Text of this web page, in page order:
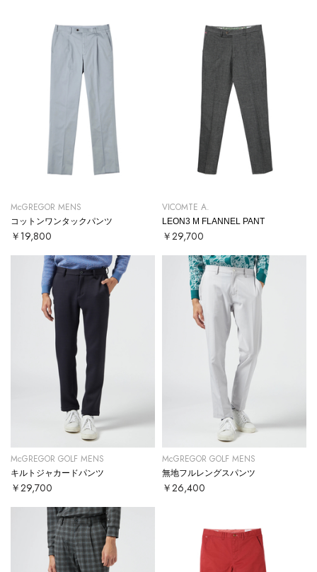
McGREGOR MENS
コットンワンタックパンツ
￥19,800
VICOMTE A.
LEON3 M FLANNEL PANT
￥29,700
McGREGOR GOLF MENS
キルトジャカードパンツ
￥29,700
McGREGOR GOLF MENS
無地フルレングスパンツ
￥26,400